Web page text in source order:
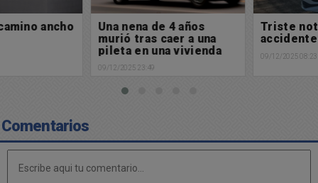
Una nena de 4 años
murió tras caer a una
pileta en una vivienda
Triste noticia: Fatal
accidente de tránsito
09/12/2025 08:23
Comentarios